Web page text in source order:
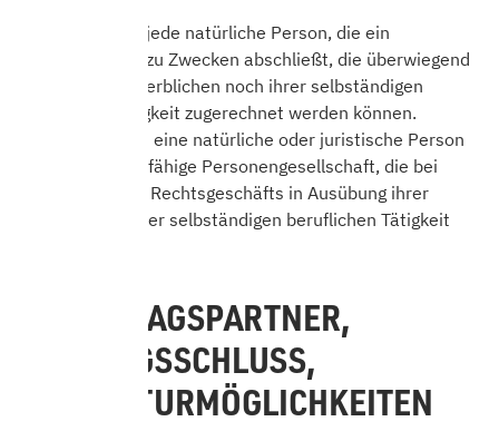
Verbraucher ist jede natürliche Person, die ein
Rechtsgeschäft zu Zwecken abschließt, die überwiegend
weder ihrer gewerblichen noch ihrer selbständigen
beruflichen Tätigkeit zugerechnet werden können.
Unternehmer ist eine natürliche oder juristische Person
oder eine rechtsfähige Personengesellschaft, die bei
Abschluss eines Rechtsgeschäfts in Ausübung ihrer
gewerblichen oder selbständigen beruflichen Tätigkeit
2. VERTRAGSPARTNER,
VERTRAGSSCHLUSS,
KORREKTURMÖGLICHKEITEN